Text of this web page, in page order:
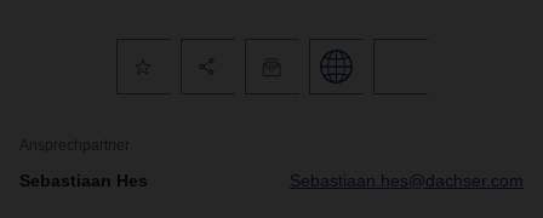
Ansprechpartner
Sebastiaan Hes Sebastiaan.hes@dachser.com